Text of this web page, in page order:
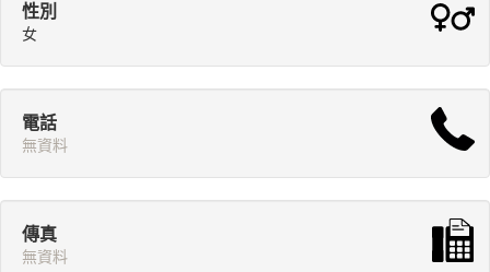
性別
女
電話
無資料
傳真
無資料